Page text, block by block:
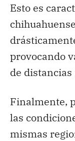
Esto es
provocando
de
Finalmente,
las
mismas